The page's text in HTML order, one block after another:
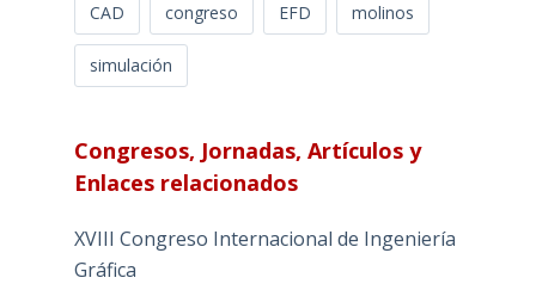
CAD congreso EFD molinos
simulación
Congresos, Jornadas, Artículos y
Enlaces relacionados
XVIII Congreso Internacional de Ingeniería
Gráfica